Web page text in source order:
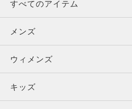
すべてのアイテム
メンズ
ウィメンズ
キッズ
メンズ
トップス
ボトムス
ウィメンズ
トップス
キッズ